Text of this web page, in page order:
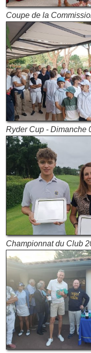
Coupe de la
Ryder Cup - Dimanche
Championnat du Club